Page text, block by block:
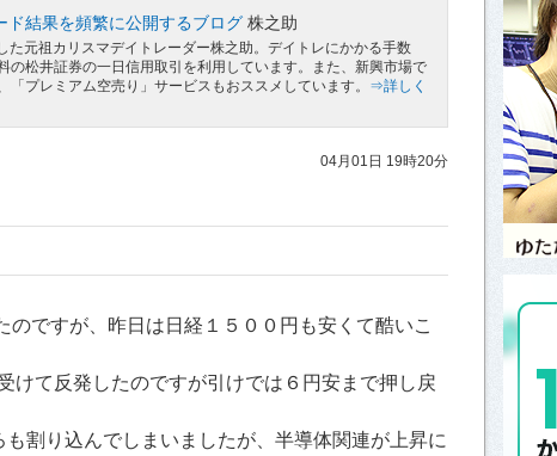
ド結果を頻繁に公開するブログ 株之助
た元祖カリスマデイトレーダー株之助。デイトレにかかる手数
の松井証券の一日信用取引を利用しています。また、新興市場で
「プレミアム空売り」サービスもおススメしています。 ⇒詳しく
04月01日 19時20分
のですが、昨日は日経１５００円も安くて酷いこ
けて反発したのですが引けでは６円安まで押し戻
割り込んでしまいましたが、半導体関連が上昇に